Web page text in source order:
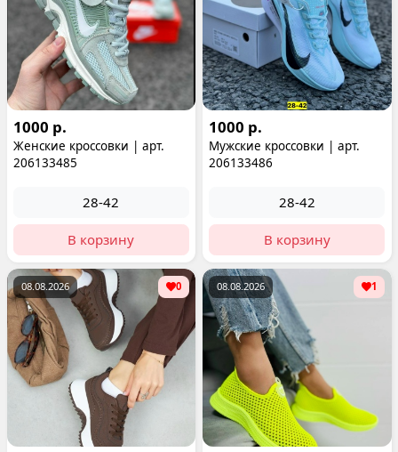
1000 р.
Женские кроссовки | арт.
206133485
28-42
В корзину
1000 р.
Мужские кроссовки | арт.
206133486
28-42
В корзину
08.08.2026 0 08.08.2026 1